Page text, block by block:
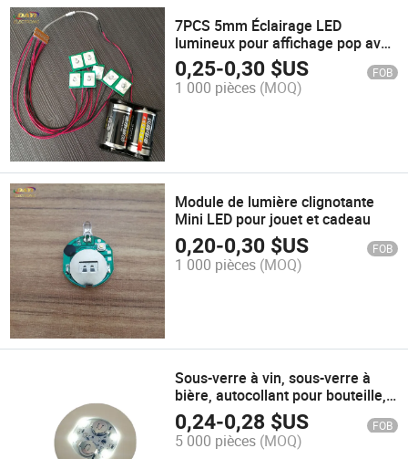
7PCS 5mm Éclairage LED
lumineux pour affichage pop avec
boîte à piles lumière clignotante
0,25-0,30 $US FOB
1 000 pièces (MOQ)
Module de lumière clignotante
Mini LED pour jouet et cadeau
0,20-0,30 $US FOB
1 000 pièces (MOQ)
Sous-verre à vin, sous-verre à
bière, autocollant pour bouteille,
autocollants LED pour bouteilles,
sous-verre avec autocollant pour
discothèques, bars, pubs
0,24-0,28 $US FOB
5 000 pièces (MOQ)